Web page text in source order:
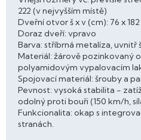
222 (v nejvyšším místě)
Dveřní otvor š x v (cm): 76 x 182
Doraz dveří: vpravo
Barva: stříbrná metalíza, uvnitř
Materiál: žárově pozinkovaný
polyamidovým vypalovacím
Spojovací materiál: šrouby a
Pevnost: vysoká stabilita -
odolný proti bouři (150 km/h,
Funkcionalita: okap s
stranách.